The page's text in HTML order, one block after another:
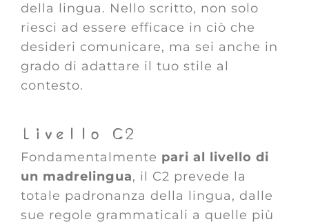
della lingua. Nello scritto, non solo
riesci ad essere efficace in ciò che
desideri comunicare, ma sei anche in
grado di adattare il tuo stile al
contesto.
Livello C2
Fondamentalmente pari al livello di
un madrelingua, il C2 prevede la
totale padronanza della lingua, dalle
sue regole grammaticali a quelle più